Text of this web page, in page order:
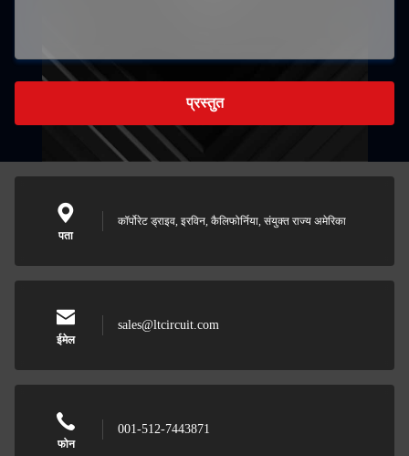
प्रस्तुत
पता
कॉर्पोरेट ड्राइव, इरविन, कैलिफोर्निया, संयुक्त राज्य अमेरिका
ईमेल
sales@ltcircuit.com
फोन
001-512-7443871